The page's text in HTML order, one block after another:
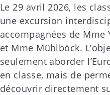
Le 29 avril 2026, les
une excursion
accompagnées de Mme
et Mme Mühlböck.
seulement aborder
en classe, mais de
découvrir directement